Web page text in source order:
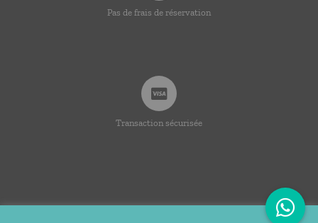
Pas de frais de réservation
Transaction sécurisée